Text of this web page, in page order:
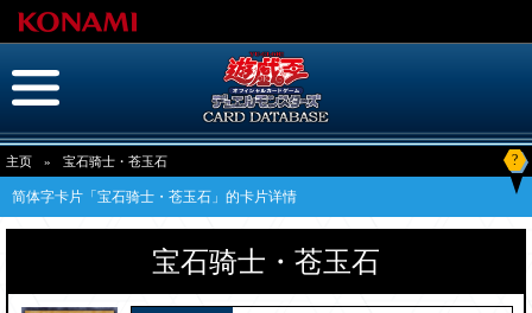
主页 » 宝石骑士・苍玉石 ?
简体字卡片「宝石骑士・苍玉石」的卡片详情
宝石骑士・苍玉石